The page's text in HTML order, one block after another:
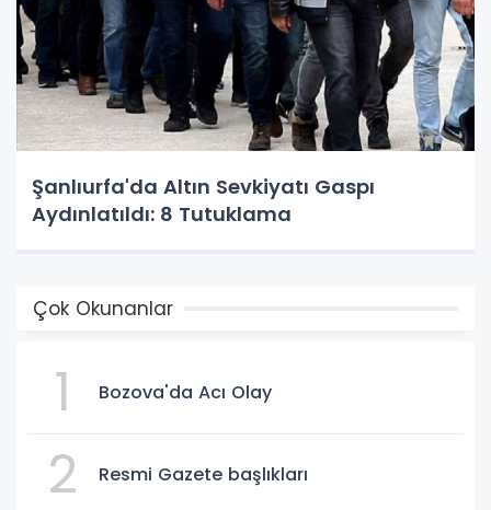
Şanlıurfa'da Altın Sevkiyatı Gaspı
Aydınlatıldı: 8 Tutuklama
Çok Okunanlar
1 Bozova'da Acı Olay
2 Resmi Gazete başlıkları